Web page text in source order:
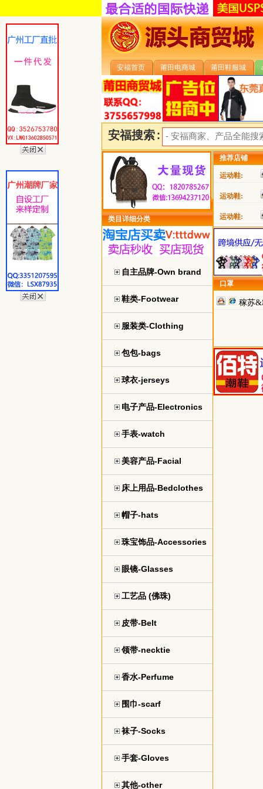
安福首页 莆田电商城 莆田鞋服城
安福搜索:
类目详细分类
自主品牌-Own brand
鞋类-Footwear
服装类-Clothing
包包-bags
球衣-jerseys
电子产品-Electronics
手表-watch
美容产品-Facial
床上用品-Bedclothes
帽子-hats
珠宝饰品-Accessories
眼镜-Glasses
工艺品 (佛珠)
皮带-Belt
领带-necktie
香水-Perfume
围巾-scarf
袜子-Socks
手套-Gloves
其他-other
推荐店铺
运动鞋:
运动鞋:
运动鞋:
口罩
稼苏&